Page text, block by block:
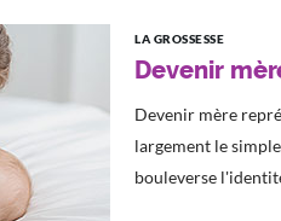
LA GROSSESSE
Devenir
Devenir mère
largement le
bouleverse